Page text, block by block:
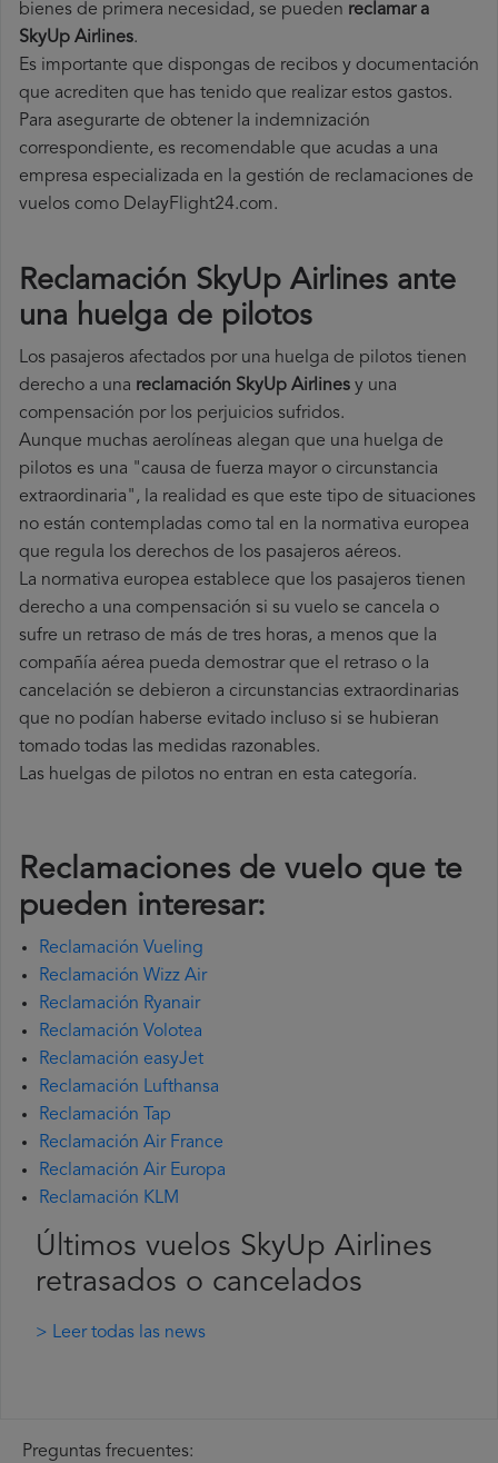
bienes de primera necesidad, se pueden reclamar a
SkyUp Airlines.
Es importante que dispongas de recibos y documentación
que acrediten que has tenido que realizar estos gastos.
Para asegurarte de obtener la indemnización
correspondiente, es recomendable que acudas a una
empresa especializada en la gestión de reclamaciones de
vuelos como DelayFlight24.com.
Reclamación SkyUp Airlines ante
una huelga de pilotos
Los pasajeros afectados por una huelga de pilotos tienen
derecho a una reclamación SkyUp Airlines y una
compensación por los perjuicios sufridos.
Aunque muchas aerolíneas alegan que una huelga de
pilotos es una "causa de fuerza mayor o circunstancia
extraordinaria", la realidad es que este tipo de situaciones
no están contempladas como tal en la normativa europea
que regula los derechos de los pasajeros aéreos.
La normativa europea establece que los pasajeros tienen
derecho a una compensación si su vuelo se cancela o
sufre un retraso de más de tres horas, a menos que la
compañía aérea pueda demostrar que el retraso o la
cancelación se debieron a circunstancias extraordinarias
que no podían haberse evitado incluso si se hubieran
tomado todas las medidas razonables.
Las huelgas de pilotos no entran en esta categoría.
Reclamaciones de vuelo que te
pueden interesar:
Reclamación Vueling
Reclamación Wizz Air
Reclamación Ryanair
Reclamación Volotea
Reclamación easyJet
Reclamación Lufthansa
Reclamación Tap
Reclamación Air France
Reclamación Air Europa
Reclamación KLM
Últimos vuelos SkyUp Airlines
retrasados o cancelados
> Leer todas las news
Preguntas frecuentes: